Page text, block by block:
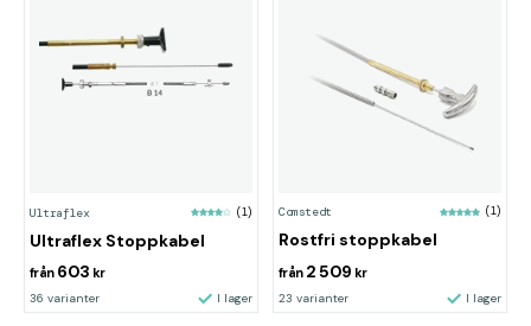
Ultraflex (1)
Ultraflex Stoppkabel
från 603 kr
36 varianter I lager
Comstedt (1)
Rostfri stoppkabel
från 2 509 kr
23 varianter I lager